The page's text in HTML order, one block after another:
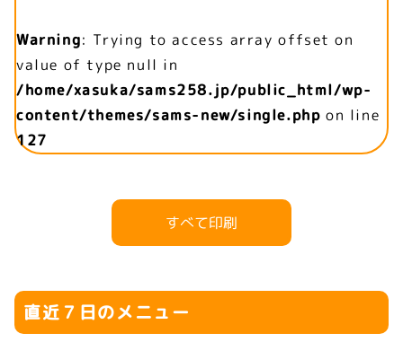
Warning: Trying to access array offset on
value of type null in
/home/xasuka/sams258.jp/public_html/wp-
content/themes/sams-new/single.php on line
127
すべて印刷
直近７日のメニュー